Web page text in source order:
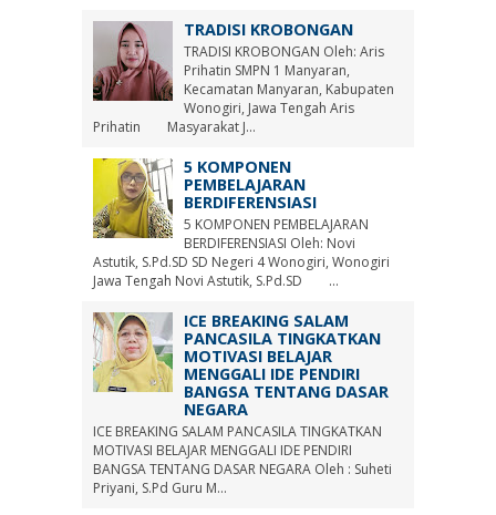
TRADISI KROBONGAN
TRADISI KROBONGAN Oleh: Aris
Prihatin SMPN 1 Manyaran,
Kecamatan Manyaran, Kabupaten
Wonogiri, Jawa Tengah Aris
Prihatin Masyarakat J...
5 KOMPONEN
PEMBELAJARAN
BERDIFERENSIASI
5 KOMPONEN PEMBELAJARAN
BERDIFERENSIASI Oleh: Novi
Astutik, S.Pd.SD SD Negeri 4 Wonogiri, Wonogiri
Jawa Tengah Novi Astutik, S.Pd.SD ...
ICE BREAKING SALAM
PANCASILA TINGKATKAN
MOTIVASI BELAJAR
MENGGALI IDE PENDIRI
BANGSA TENTANG DASAR
NEGARA
ICE BREAKING SALAM PANCASILA TINGKATKAN
MOTIVASI BELAJAR MENGGALI IDE PENDIRI
BANGSA TENTANG DASAR NEGARA Oleh : Suheti
Priyani, S.Pd Guru M...